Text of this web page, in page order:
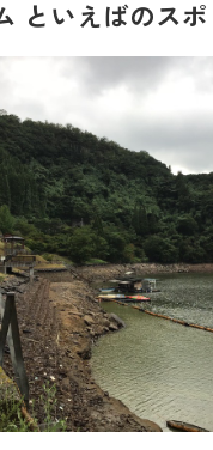
といえばのスポ